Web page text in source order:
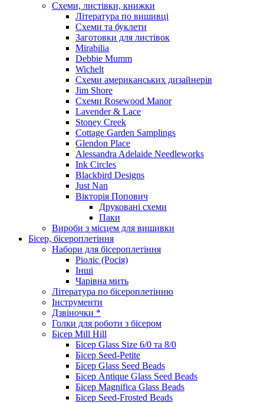
Схеми, листівки, книжки
Література по вишивці
Схеми та буклети
Заготовки для листівок
Mirabilia
Debbie Mumm
Wichelt
Схеми американських дизайнерів
Jim Shore
Cхеми Rosewood Manor
Lavender & Lace
Stoney Creek
Cottage Garden Samplings
Glendon Place
Alessandra Adelaide Needleworks
Ink Circles
Blackbird Designs
Just Nan
Вікторія Попович
Друковані схеми
Паки
Вироби з місцем для вишивки
Бісер, бісероплетіння
Набори для бісероплетіння
Ріоліс (Росія)
Інші
Чарівна мить
Література по бісероплетінню
Інструменти
Дзвіночки *
Голки для роботи з бісером
Бісер Mill Hill
Бісер Glass Size 6/0 та 8/0
Бісер Seed-Petite
Бісер Glass Seed Beads
Бісер Antique Glass Seed Beads
Бісер Magnifica Glass Beads
Бісер Seed-Frosted Beads